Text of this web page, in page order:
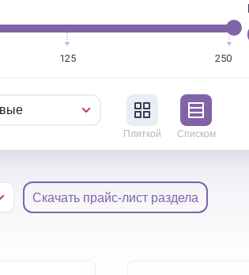
125 250
Плиткой Списком
Скачать прайс-лист раздела